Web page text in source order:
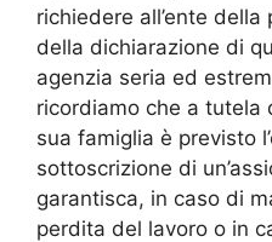
richiedere all’ente
della dichiarazione di
agenzia seria ed
ricordiamo che a tutela
sua famiglia è previsto
sottoscrizione di
garantisca, in caso di
perdita del lavoro o in